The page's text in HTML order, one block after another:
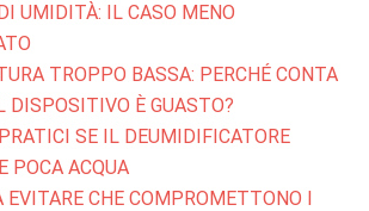
UMIDITÀ: IL CASO MENO
TROPPO BASSA: PERCHÉ CONTA
DISPOSITIVO È GUASTO?
SE IL DEUMIDIFICATORE
POCA ACQUA
EVITARE CHE COMPROMETTONO I